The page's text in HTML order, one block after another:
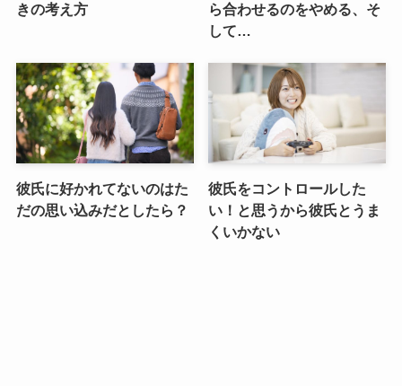
きの考え方
ら合わせるのをやめる、そ
して…
彼氏に好かれてないのはた
だの思い込みだとしたら？
彼氏をコントロールした
い！と思うから彼氏とうま
くいかない